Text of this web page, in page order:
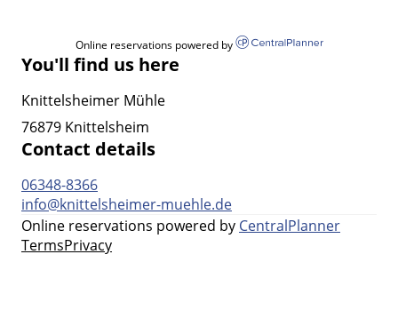
Online reservations powered by
You'll find us here
Knittelsheimer Mühle
76879 Knittelsheim
Contact details
06348-8366
info@knittelsheimer-muehle.de
Online reservations powered by CentralPlanner
TermsPrivacy